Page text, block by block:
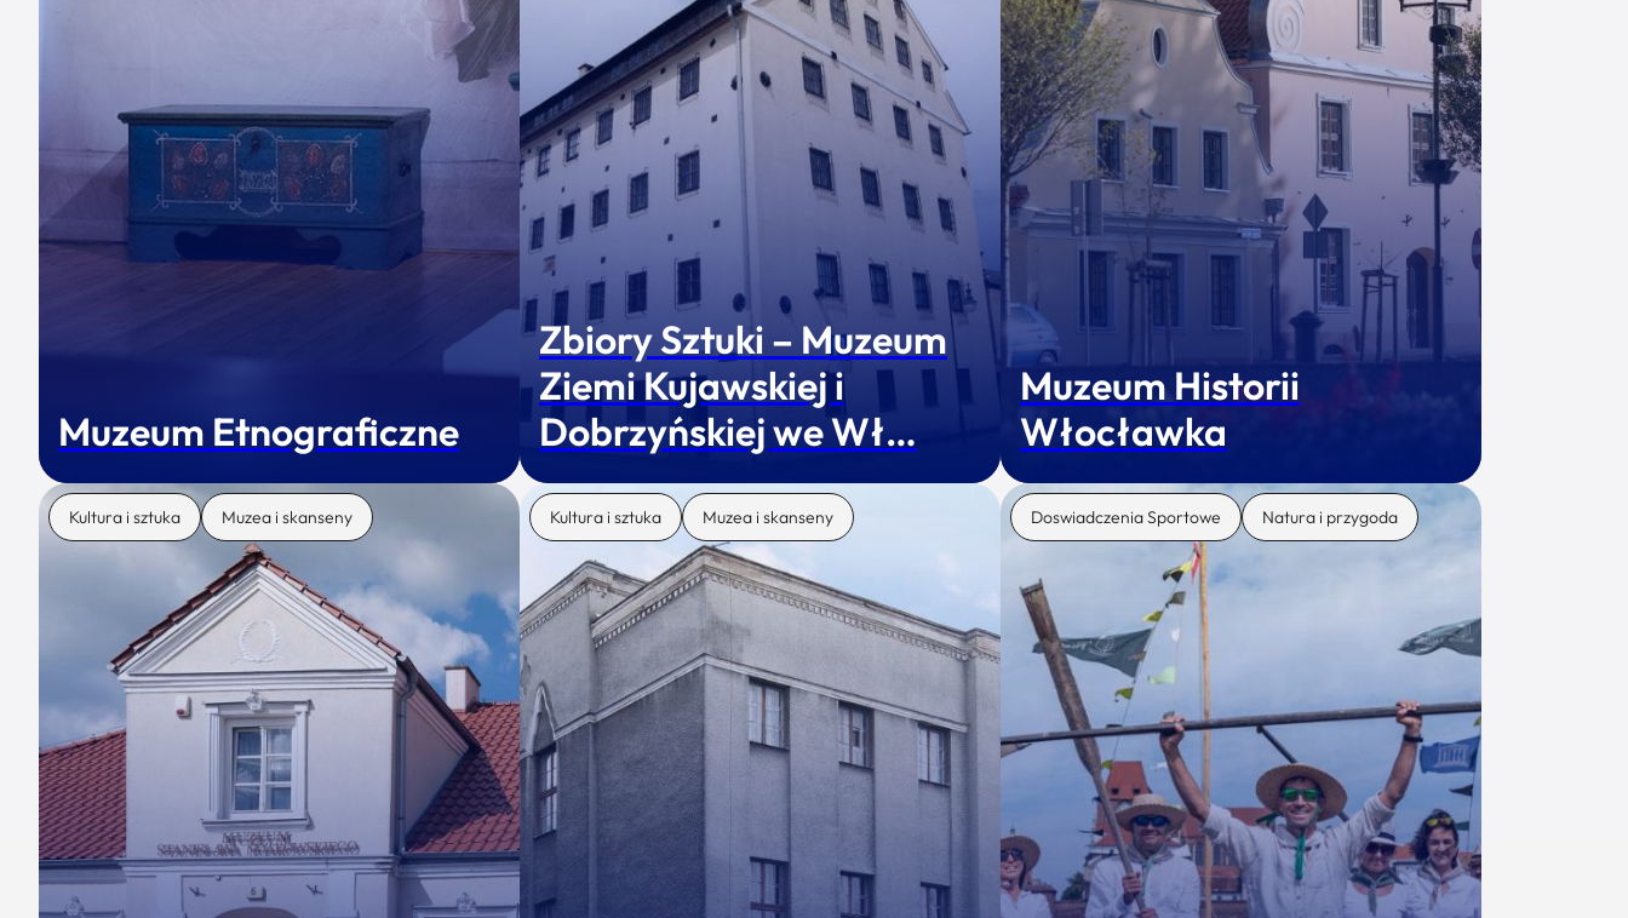
Muzeum Etnograficzne
Zbiory Sztuki – Muzeum
Ziemi Kujawskiej i
Dobrzyńskiej we Wł…
Muzeum Historii
Włocławka
Kultura i sztuka Muzea i skanseny Kultura i sztuka Muzea i skanseny Doswiadczenia Sportowe Natura i przygoda